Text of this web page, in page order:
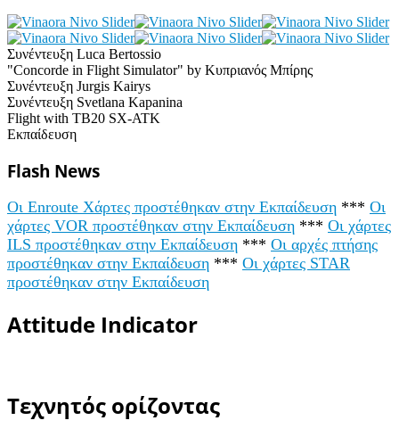
Συνέντευξη Luca Bertossio
"Concorde in Flight Simulator" by Κυπριανός Μπίρης
Συνέντευξη Jurgis Kairys
Συνέντευξη Svetlana Kapanina
Flight with TB20 SX-ATK
Εκπαίδευση
Flash News
Οι Enroute Χάρτες προστέθηκαν στην Εκπαίδευση *** Οι
χάρτες VOR προστέθηκαν στην Εκπαίδευση *** Οι χάρτες
ILS προστέθηκαν στην Εκπαίδευση *** Οι αρχές πτήσης
προστέθηκαν στην Εκπαίδευση *** Οι χάρτες STAR
προστέθηκαν στην Εκπαίδευση
Attitude Indicator
Τεχνητός ορίζοντας